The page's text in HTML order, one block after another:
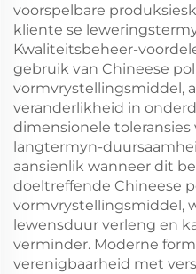
voorspelbare
kliente se
Kwaliteitsbeheer-
gebruik van Chineese
vormvrystellingsmiddel,
veranderlikheid in
dimensionele toleransies
langtermyn-
aansienlik wanneer dit
doeltreffende Chineese
vormvrystellingsmiddel,
lewensduur verleng en
verminder. Moderne
verenigbaarheid met